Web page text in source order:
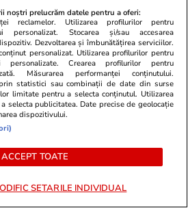
15:20
din
de F-
pentru un
noștri prelucrăm datele pentru a oferi:
reclamelor. Utilizarea profilurilor pentru
personalizat. Stocarea și/sau accesarea
Dezvoltarea și îmbunătățirea serviciilor.
personalizat. Utilizarea profilurilor pentru
personalizate. Crearea profilurilor pentru
Măsurarea performanței conținutului.
statistici sau combinații de date din surse
limitate pentru a selecta conținutul. Utilizarea
selecta publicitatea. Date precise de geolocație
dispozitivului.
ACCEPT TOATE
SETARILE INDIVIDUAL